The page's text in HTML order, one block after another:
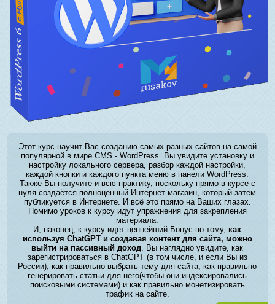
Этот курс научит Вас созданию самых разных сайтов на самой
популярной в мире CMS - WordPress. Вы увидите установку и
настройку локального сервера, разбор каждой настройки,
каждой кнопки и каждого пункта меню в панели WordPress.
Также Вы получите и всю практику, поскольку прямо в курсе с
нуля создаётся полноценный Интернет-магазин, который затем
публикуется в Интернете. И всё это прямо на Ваших глазах.
Помимо уроков к курсу идут упражнения для закрепления
материала.
И, наконец, к курсу идёт ценнейший Бонус по тому,как
используя ChatGPT и создавая контент для сайта, можно
выйти на пассивный доход. Вы наглядно увидите, как
зарегистрироваться в ChatGPT (в том числе, и если Вы из
России), как правильно выбрать тему для сайта, как правильно
генерировать статьи для него(чтобы они индексировались
поисковыми системами) и как правильно монетизировать
трафик на сайте.